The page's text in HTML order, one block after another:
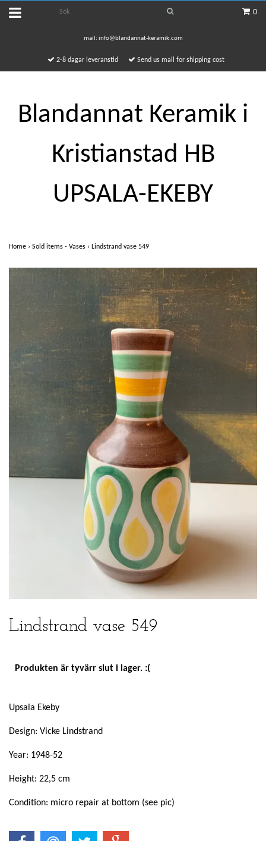
0
mail: info@blandannat-keramik.com
2-8 dagar leveranstid Send us mail for shipping cost
Blandannat Keramik i
Kristianstad HB
UPSALA-EKEBY
Home › Sold items - Vases › Lindstrand vase 549
Lindstrand vase 549
Produkten är tyvärr slut i lager. :(
Upsala Ekeby
Design: Vicke Lindstrand
Year: 1948-52
Height: 22,5 cm
Condition: micro repair at bottom (see pic)